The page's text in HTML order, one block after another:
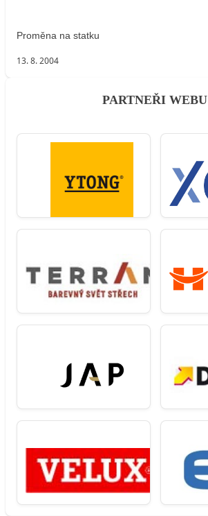
Proměna na statku
13. 8. 2004
PARTNEŘI WEBU